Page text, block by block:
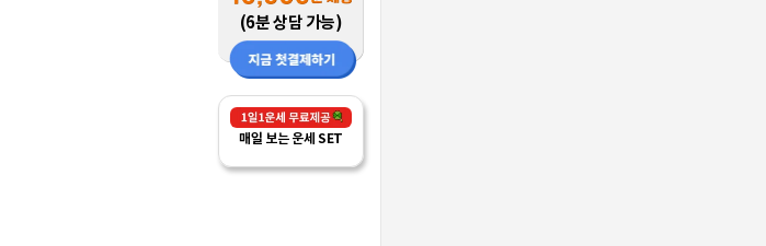
(6분 상담 가능)
매일 보는 운세 SET